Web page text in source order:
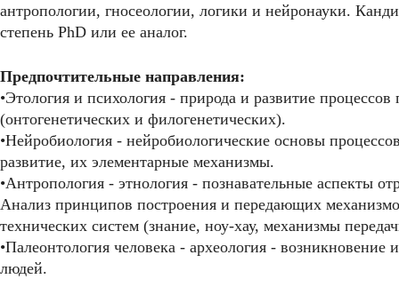
антропологии, гносеологии, логики и нейронауки.
степень PhD или ее аналог.
Предпочтительные направления:
•Этология и психология - природа и развитие
(онтогенетических и филогенетических).
•Нейробиология - нейробиологические основы
развитие, их элементарные механизмы.
•Антропология - этнология - познавательные аспекты
Анализ принципов построения и передающих
технических систем (знание, ноу-хау, механизмы
•Палеонтология человека - археология - возникновение
людей.